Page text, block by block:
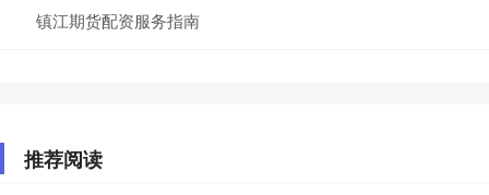
镇江期货配资服务指南
推荐阅读